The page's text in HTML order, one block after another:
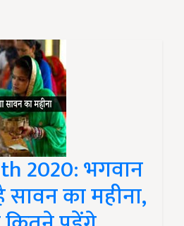
2020: भगवान
सावन का महीना,